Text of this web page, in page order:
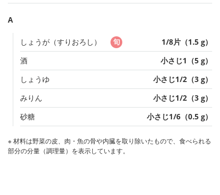
A
しょうが（すりおろし）
1/8片（1.5 g）
酒
小さじ1（5 g）
しょうゆ
小さじ1/2（3 g）
みりん
小さじ1/2（3 g）
砂糖
小さじ1/6（0.5 g）
※ 材料は野菜の皮、肉・魚の骨や内臓を取り除いたもので、食べられる
部分の分量（調理量）を表示しています。